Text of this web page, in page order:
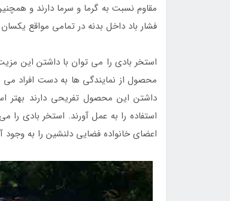
مقاوم نسبت به گرما و سرما دارند و
فشار باد داخل بدنه در تمامی مواقع
استخر بادی را می توان با داشتن این
محصول از نمایندگی ها به دست افراد می
داشتن این محصول تفریحی دارند بهتر
استفاده را به عمل آورند. استخر بادی
اعضای خانواده فضایی دلنشین را به وجود